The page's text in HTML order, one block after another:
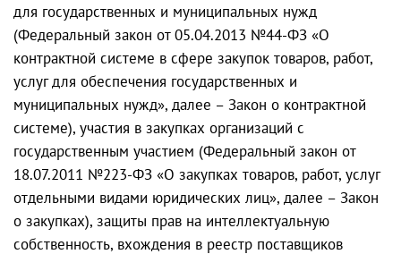
для государственных и муниципальных нужд
(Федеральный закон от 05.04.2013 №44-ФЗ «О
контрактной системе в сфере закупок товаров, работ,
услуг для обеспечения государственных и
муниципальных нужд», далее – Закон о контрактной
системе), участия в закупках организаций с
государственным участием (Федеральный закон от
18.07.2011 №223-ФЗ «О закупках товаров, работ, услуг
отдельными видами юридических лиц», далее – Закон
о закупках), защиты прав на интеллектуальную
собственность, вхождения в реестр поставщиков